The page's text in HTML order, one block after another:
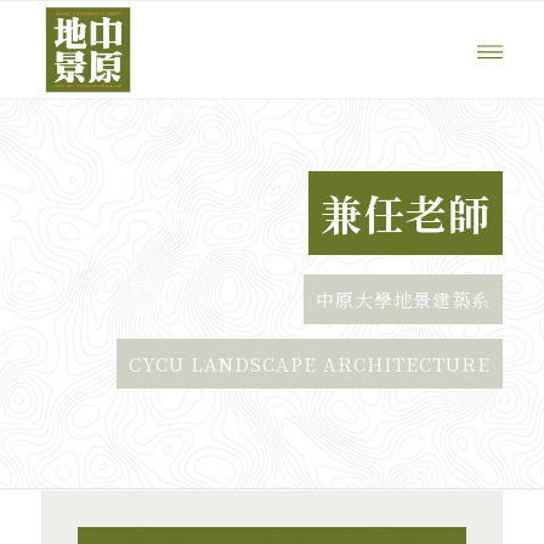
兼任老師
中原大學地景建築系
CYCU LANDSCAPE ARCHITECTURE